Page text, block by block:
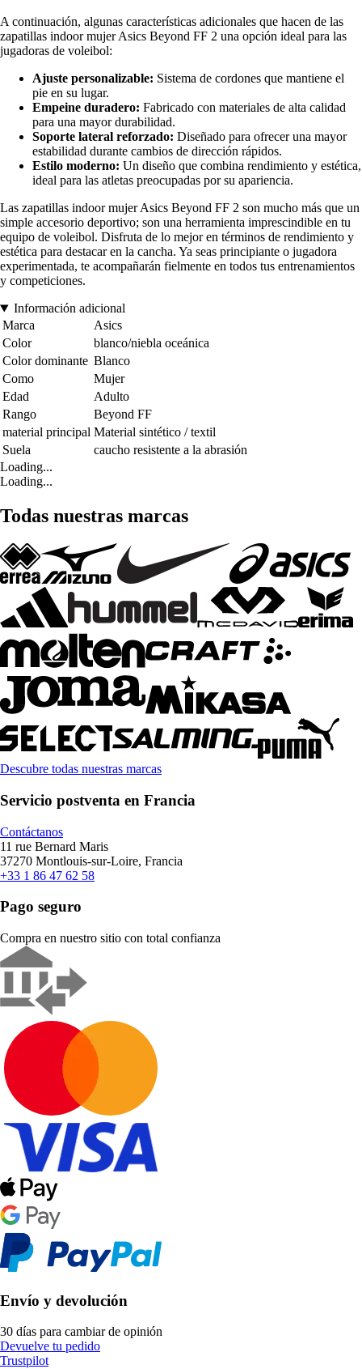
A continuación, algunas características adicionales que hacen de las
zapatillas indoor mujer Asics Beyond FF 2 una opción ideal para las
jugadoras de voleibol:
Ajuste personalizable: Sistema de cordones que mantiene el
pie en su lugar.
Empeine duradero: Fabricado con materiales de alta calidad
para una mayor durabilidad.
Soporte lateral reforzado: Diseñado para ofrecer una mayor
estabilidad durante cambios de dirección rápidos.
Estilo moderno: Un diseño que combina rendimiento y estética,
ideal para las atletas preocupadas por su apariencia.
Las zapatillas indoor mujer Asics Beyond FF 2 son mucho más que un
simple accesorio deportivo; son una herramienta imprescindible en tu
equipo de voleibol. Disfruta de lo mejor en términos de rendimiento y
estética para destacar en la cancha. Ya seas principiante o jugadora
experimentada, te acompañarán fielmente en todos tus entrenamientos
y competiciones.
Información adicional
Marca
Asics
Color
blanco/niebla oceánica
Color dominante Blanco
Como
Mujer
Edad
Adulto
Rango
Beyond FF
material principal Material sintético / textil
Suela
caucho resistente a la abrasión
Loading...
Loading...
Todas nuestras marcas
Descubre todas nuestras marcas
Servicio postventa en Francia
Contáctanos
11 rue Bernard Maris
37270 Montlouis-sur-Loire, Francia
+33 1 86 47 62 58
Pago seguro
Compra en nuestro sitio con total confianza
Envío y devolución
30 días para cambiar de opinión
Devuelve tu pedido
Trustpilot